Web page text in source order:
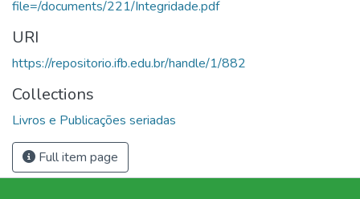
file=/documents/221/Integridade.pdf
URI
https://repositorio.ifb.edu.br/handle/1/882
Collections
Livros e Publicações seriadas
Full item page